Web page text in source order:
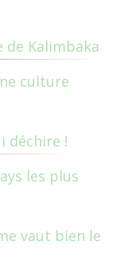
de Kalimbaka
culture
déchire !
les plus
vaut bien le